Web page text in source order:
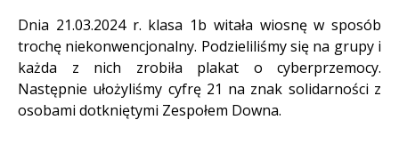
Treść
Dnia 21.03.2024 r. klasa 1b witała wiosnę w sposób
trochę niekonwencjonalny. Podzieliliśmy się na grupy i
każda z nich zrobiła plakat o cyberprzemocy.
Następnie ułożyliśmy cyfrę 21 na znak solidarności z
osobami dotkniętymi Zespołem Downa.